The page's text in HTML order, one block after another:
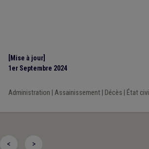
[Mise à jour]
1er Septembre 2024
Administration Assainissement| Décès État civil
< >